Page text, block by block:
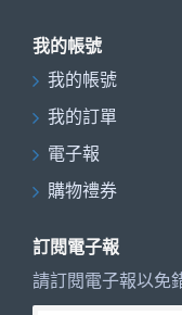
我的帳號
我的帳號
我的訂單
電子報
購物禮券
訂閱電子報
請訂閱電子報以免